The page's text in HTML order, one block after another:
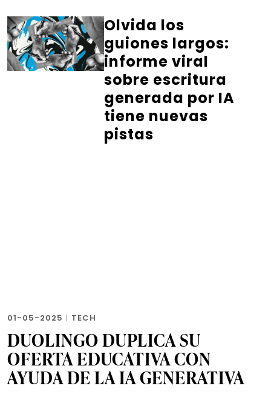
Olvida los
guiones largos:
informe viral
sobre escritura
generada por IA
tiene nuevas
pistas
01-05-2025 | TECH
DUOLINGO DUPLICA SU
OFERTA EDUCATIVA CON
AYUDA DE LA IA GENERATIVA